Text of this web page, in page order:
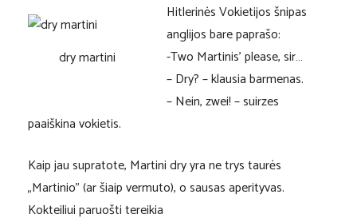
dry martini
Hitlerinės Vokietijos šnipas
anglijos bare paprašo:
-Two Martinis’ please, sir…
– Dry? – klausia barmenas.
– Nein, zwei! – suirzes
paaiškina vokietis.
Kaip jau supratote, Martini dry yra ne trys taurės
„Martinio” (ar šiaip vermuto), o sausas aperityvas.
Kokteiliui paruošti tereikia